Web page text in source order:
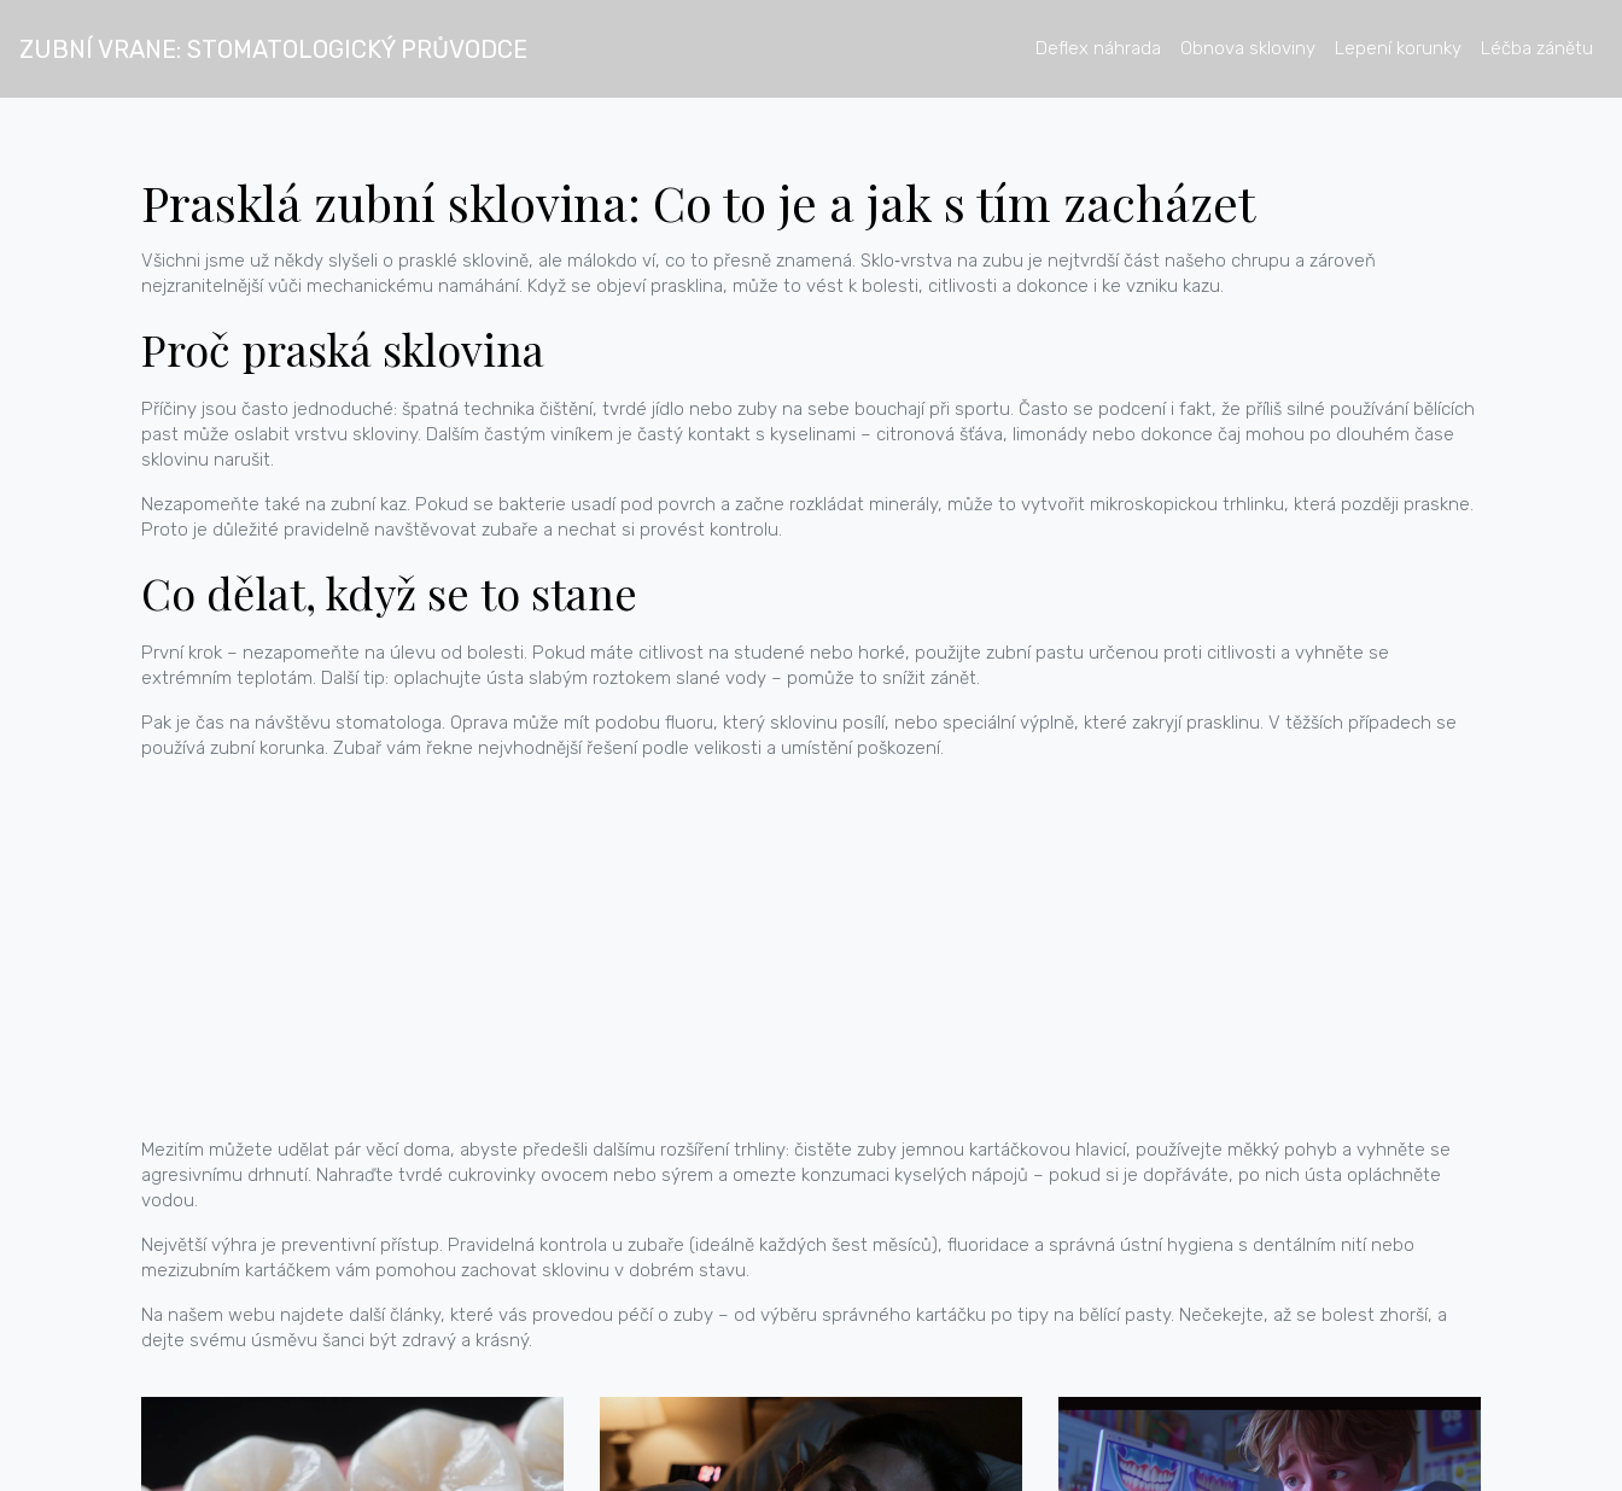
ZUBNÍ VRANE: STOMATOLOGICKÝ PRŮVODCE Deflex náhrada Obnova skloviny Lepení korunky Léčba zánětu
Prasklá zubní sklovina: Co to je a jak s tím zacházet
Všichni jsme už někdy slyšeli o prasklé sklovině, ale málokdo ví, co to přesně znamená. Sklo‑vrstva na zubu je nejtvrdší část našeho chrupu a zároveň
nejzranitelnější vůči mechanickému namáhání. Když se objeví prasklina, může to vést k bolesti, citlivosti a dokonce i ke vzniku kazu.
Proč praská sklovina
Příčiny jsou často jednoduché: špatná technika čištění, tvrdé jídlo nebo zuby na sebe bouchají při sportu. Často se podcení i fakt, že příliš silné používání bělících
past může oslabit vrstvu skloviny. Dalším častým viníkem je častý kontakt s kyselinami – citronová šťáva, limonády nebo dokonce čaj mohou po dlouhém čase
sklovinu narušit.
Nezapomeňte také na zubní kaz. Pokud se bakterie usadí pod povrch a začne rozkládat minerály, může to vytvořit mikroskopickou trhlinku, která později praskne.
Proto je důležité pravidelně navštěvovat zubaře a nechat si provést kontrolu.
Co dělat, když se to stane
První krok – nezapomeňte na úlevu od bolesti. Pokud máte citlivost na studené nebo horké, použijte zubní pastu určenou proti citlivosti a vyhněte se
extrémním teplotám. Další tip: oplachujte ústa slabým roztokem slané vody – pomůže to snížit zánět.
Pak je čas na návštěvu stomatologa. Oprava může mít podobu fluoru, který sklovinu posílí, nebo speciální výplně, které zakryjí prasklinu. V těžších případech se
používá zubní korunka. Zubař vám řekne nejvhodnější řešení podle velikosti a umístění poškození.
Mezitím můžete udělat pár věcí doma, abyste předešli dalšímu rozšíření trhliny: čistěte zuby jemnou kartáčkovou hlavicí, používejte měkký pohyb a vyhněte se
agresivnímu drhnutí. Nahraďte tvrdé cukrovinky ovocem nebo sýrem a omezte konzumaci kyselých nápojů – pokud si je dopřáváte, po nich ústa opláchněte
vodou.
Největší výhra je preventivní přístup. Pravidelná kontrola u zubaře (ideálně každých šest měsíců), fluoridace a správná ústní hygiena s dentálním nití nebo
mezizubním kartáčkem vám pomohou zachovat sklovinu v dobrém stavu.
Na našem webu najdete další články, které vás provedou péčí o zuby – od výběru správného kartáčku po tipy na bělící pasty. Nečekejte, až se bolest zhorší, a
dejte svému úsměvu šanci být zdravý a krásný.